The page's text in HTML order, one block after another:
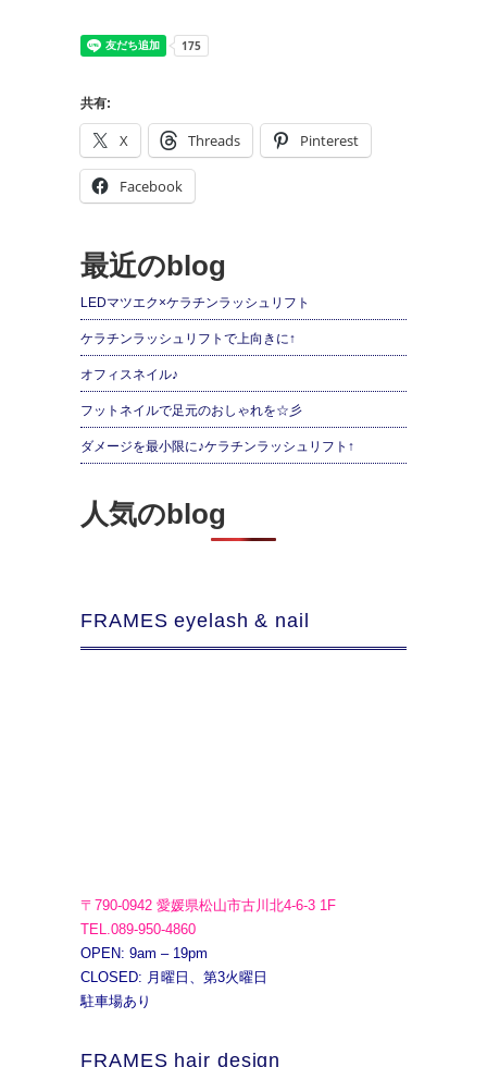
共有:
X Threads Pinterest
Facebook
最近のblog
LEDマツエク×ケラチンラッシュリフト
ケラチンラッシュリフトで上向きに↑
オフィスネイル♪
フットネイルで足元のおしゃれを☆彡
ダメージを最小限に♪ケラチンラッシュリフト↑
人気のblog
FRAMES eyelash & nail
〒790-0942 愛媛県松山市古川北4-6-3 1F
TEL.089-950-4860
OPEN: 9am – 19pm
CLOSED: 月曜日、第3火曜日
駐車場あり
FRAMES hair design